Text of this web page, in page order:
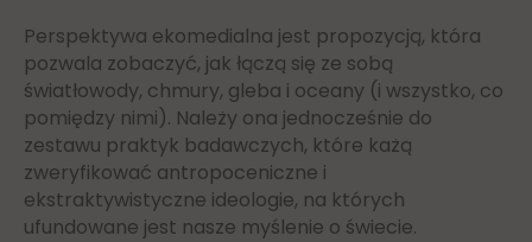
Perspektywa ekomedialna jest propozycją, która
pozwala zobaczyć, jak łączą się ze sobą
światłowody, chmury, gleba i oceany (i wszystko, co
pomiędzy nimi). Należy ona jednocześnie do
zestawu praktyk badawczych, które każą
zweryfikować antropoceniczne i
ekstraktywistyczne ideologie, na których
ufundowane jest nasze myślenie o świecie.